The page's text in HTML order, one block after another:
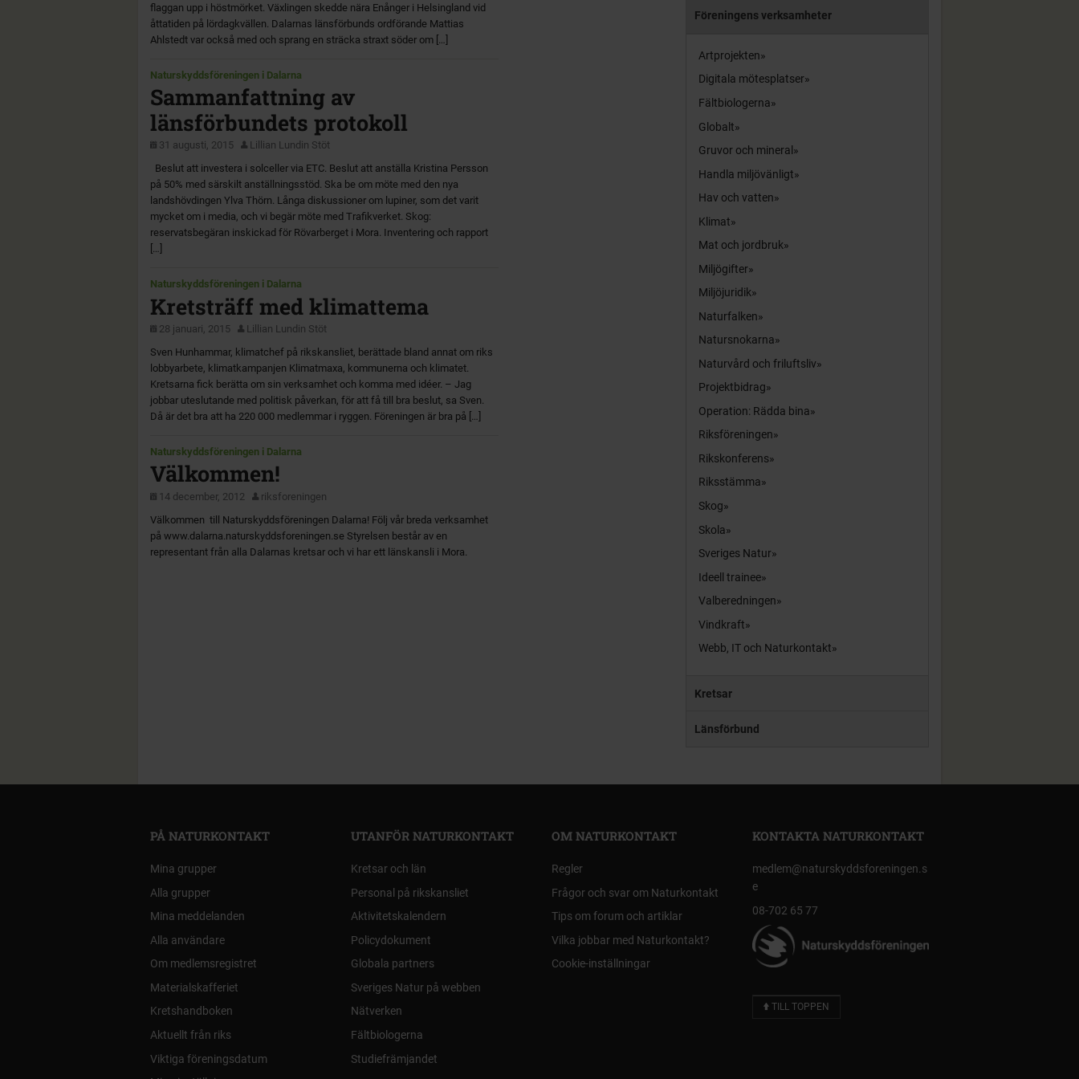
flaggan upp i höstmörket. Växlingen skedde nära Enånger i Helsingland vid
åttatiden på lördagkvällen. Dalarnas länsförbunds ordförande Mattias
Ahlstedt var också med och sprang en sträcka straxt söder om […]
Naturskyddsföreningen i Dalarna
Sammanfattning av
länsförbundets protokoll
31 augusti, 2015
Lillian Lundin Stöt
Beslut att investera i solceller via ETC. Beslut att anställa Kristina Persson
på 50% med särskilt anställningsstöd. Ska be om möte med den nya
landshövdingen Ylva Thörn. Långa diskussioner om lupiner, som det varit
mycket om i media, och vi begär möte med Trafikverket. Skog:
reservatsbegäran inskickad för Rövarberget i Mora. Inventering och rapport
[…]
Naturskyddsföreningen i Dalarna
Kretsträff med klimattema
28 januari, 2015
Lillian Lundin Stöt
Sven Hunhammar, klimatchef på rikskansliet, berättade bland annat om riks
lobbyarbete, klimatkampanjen Klimatmaxa, kommunerna och klimatet.
Kretsarna fick berätta om sin verksamhet och komma med idéer. – Jag
jobbar uteslutande med politisk påverkan, för att få till bra beslut, sa Sven.
Då är det bra att ha 220 000 medlemmar i ryggen. Föreningen är bra på […]
Naturskyddsföreningen i Dalarna
Välkommen!
14 december, 2012
riksforeningen
Välkommen till Naturskyddsföreningen Dalarna! Följ vår breda verksamhet
på www.dalarna.naturskyddsforeningen.se Styrelsen består av en
representant från alla Dalarnas kretsar och vi har ett länskansli i Mora.
Föreningens verksamheter
Artprojekten
Digitala mötesplatser
Fältbiologerna
Globalt
Gruvor och mineral
Handla miljövänligt
Hav och vatten
Klimat
Mat och jordbruk
Miljögifter
Miljöjuridik
Naturfalken
Natursnokarna
Naturvård och friluftsliv
Projektbidrag
Operation: Rädda bina
Riksföreningen
Rikskonferens
Riksstämma
Skog
Skola
Sveriges Natur
Ideell trainee
Valberedningen
Vindkraft
Webb, IT och Naturkontakt
Kretsar
Länsförbund
PÅ NATURKONTAKT
Mina grupper
Alla grupper
Mina meddelanden
Alla användare
Om medlemsregistret
Materialskafferiet
Kretshandboken
Aktuellt från riks
Viktiga föreningsdatum
UTANFÖR NATURKONTAKT
Kretsar och län
Personal på rikskansliet
Aktivitetskalendern
Policydokument
Globala partners
Sveriges Natur på webben
Nätverken
Fältbiologerna
Studiefrämjandet
OM NATURKONTAKT
Regler
Frågor och svar om Naturkontakt
Tips om forum och artiklar
Vilka jobbar med Naturkontakt?
Cookie-inställningar
KONTAKTA NATURKONTAKT
medlem@naturskyddsforeningen.s
e
08-702 65 77
TILL TOPPEN